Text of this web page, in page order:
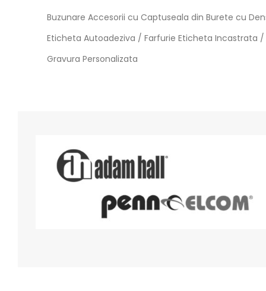
Buzunare Accesorii cu Captuseala din Burete cu
Eticheta Autoadeziva / Farfurie Eticheta Incastrata
Gravura Personalizata